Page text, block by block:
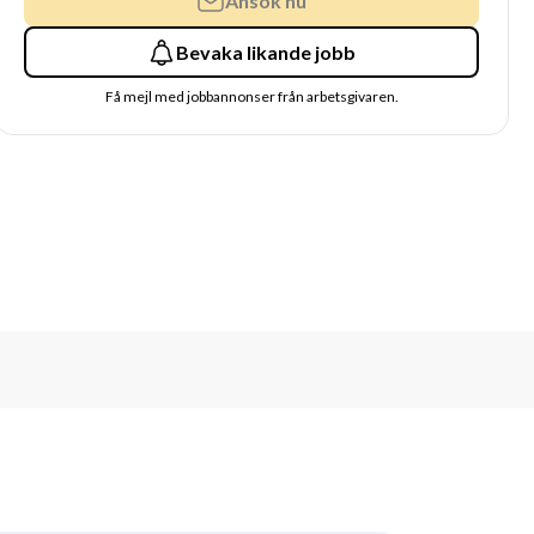
Bevaka likande jobb
Få mejl med jobbannonser från arbetsgivaren.